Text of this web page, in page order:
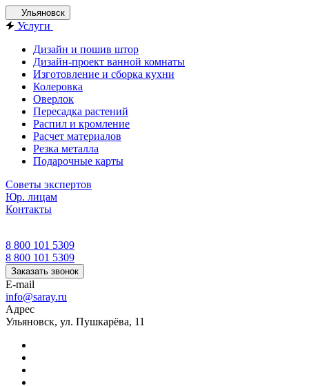
Ульяновск
Услуги
Дизайн и пошив штор
Дизайн-проект ванной комнаты
Изготовление и сборка кухни
Колеровка
Оверлок
Пересадка растений
Распил и кромление
Расчет материалов
Резка металла
Подарочные карты
Советы экспертов
Юр. лицам
Контакты
8 800 101 5309
8 800 101 5309
Заказать звонок
E-mail
info@saray.ru
Адрес
Ульяновск, ул. Пушкарёва, 11